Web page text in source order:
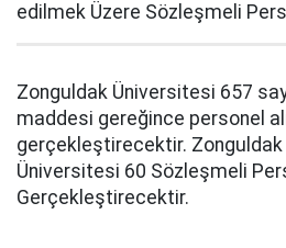
edilmek Üzere Sözleşmeli
Zonguldak Üniversitesi 657
maddesi gereğince personel
gerçekleştirecektir.
Üniversitesi 60 Sözleşmeli
Gerçekleştirecektir.